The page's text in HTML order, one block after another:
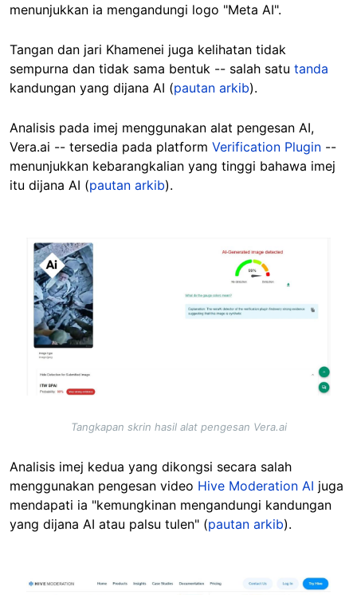
menunjukkan ia mengandungi logo "Meta AI".
Tangan dan jari Khamenei juga kelihatan tidak
sempurna dan tidak sama bentuk -- salah satu tanda
kandungan yang dijana AI (pautan arkib).
Analisis pada imej menggunakan alat pengesan AI,
Vera.ai -- tersedia pada platform Verification Plugin --
menunjukkan kebarangkalian yang tinggi bahawa imej
itu dijana AI (pautan arkib).
Image
Tangkapan skrin hasil alat pengesan Vera.ai
Analisis imej kedua yang dikongsi secara salah
menggunakan pengesan video Hive Moderation AI juga
mendapati ia "kemungkinan mengandungi kandungan
yang dijana AI atau palsu tulen" (pautan arkib).
Image